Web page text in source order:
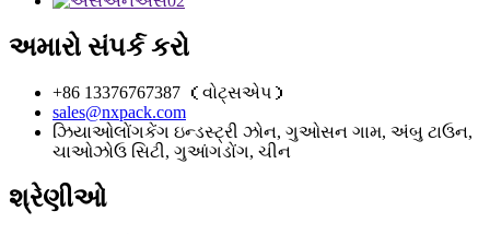
અમારો સંપર્ક કરો
+86 13376767387 （વોટ્સએપ）
sales@nxpack.com
ઝિયાઓલોંગકેંગ ઇન્ડસ્ટ્રી ઝોન, ગુઓસન ગામ, અંબુ ટાઉન,
ચાઓઝોઉ સિટી, ગુઆંગડોંગ, ચીન
શ્રેણીઓ